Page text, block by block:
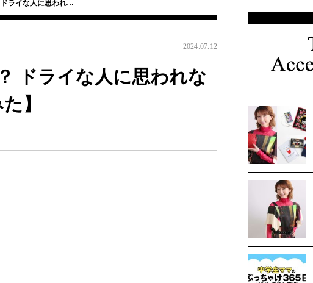
ライな人に思われ…
2024.07.12
ドライな人に思われな
】